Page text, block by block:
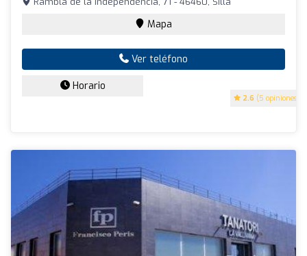
2.6 (5 opiniones)
Mapa
Ver teléfono
Horario